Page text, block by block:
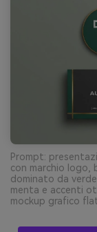
Prompt:
con marchio logo,
dominato da
menta e accenti
mockup grafico